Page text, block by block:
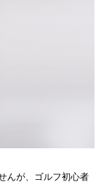
んが、ゴルフ初心者